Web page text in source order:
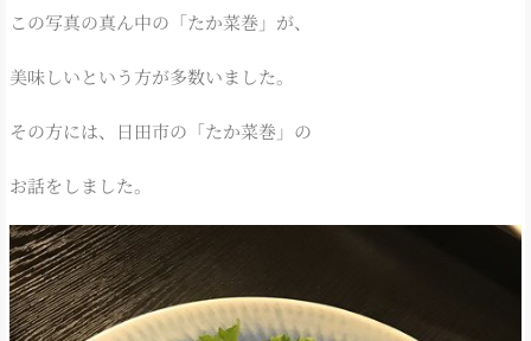
この写真の真ん中の「たか菜巻」が、
美味しいという方が多数いました。
その方には、日田市の「たか菜巻」の
お話をしました。